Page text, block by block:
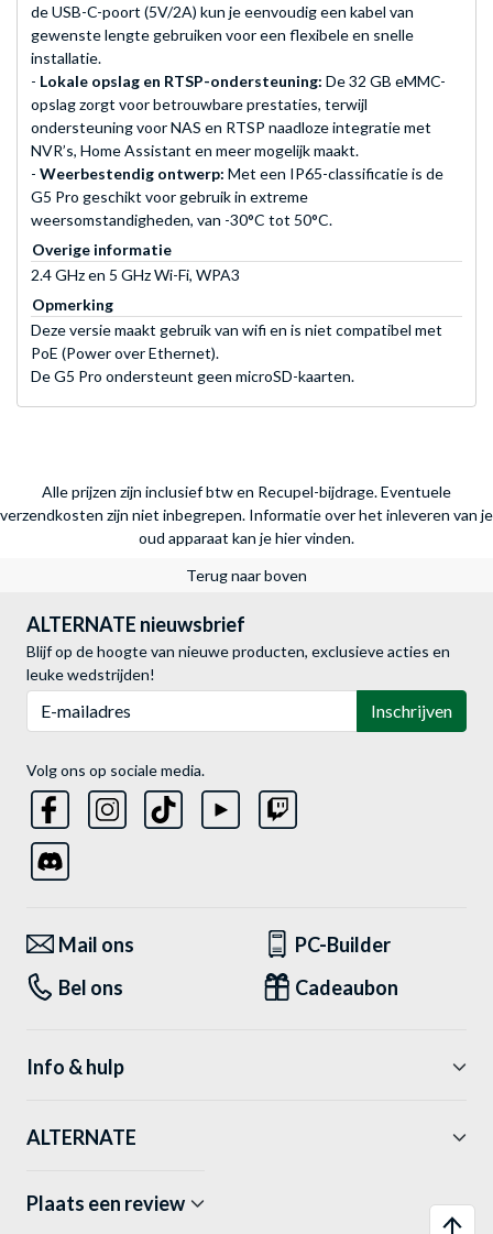
de USB-C-poort (5V/2A) kun je eenvoudig een kabel van
gewenste lengte gebruiken voor een flexibele en snelle
installatie.
- Lokale opslag en RTSP-ondersteuning: De 32 GB eMMC-
opslag zorgt voor betrouwbare prestaties, terwijl
ondersteuning voor NAS en RTSP naadloze integratie met
NVR’s, Home Assistant en meer mogelijk maakt.
- Weerbestendig ontwerp: Met een IP65-classificatie is de
G5 Pro geschikt voor gebruik in extreme
weersomstandigheden, van -30°C tot 50°C.
Overige informatie
2.4 GHz en 5 GHz Wi-Fi, WPA3
Opmerking
Deze versie maakt gebruik van wifi en is niet compatibel met
PoE (Power over Ethernet).
De G5 Pro ondersteunt geen microSD-kaarten.
Alle prijzen zijn inclusief btw en Recupel-bijdrage. Eventuele
verzendkosten zijn niet inbegrepen. Informatie over het inleveren van je
oud apparaat kan je hier vinden.
Terug naar boven
ALTERNATE nieuwsbrief
Blijf op de hoogte van nieuwe producten, exclusieve acties en
leuke wedstrijden!
Inschrijven
Volg ons op sociale media.
Mail ons
PC-Builder
Bel ons
Cadeaubon
Info & hulp
ALTERNATE
Plaats een review